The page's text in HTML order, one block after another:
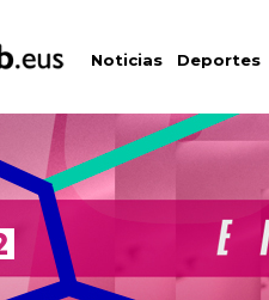
Noticias Deportes